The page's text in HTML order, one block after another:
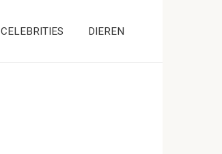
CELEBRITIES DIEREN